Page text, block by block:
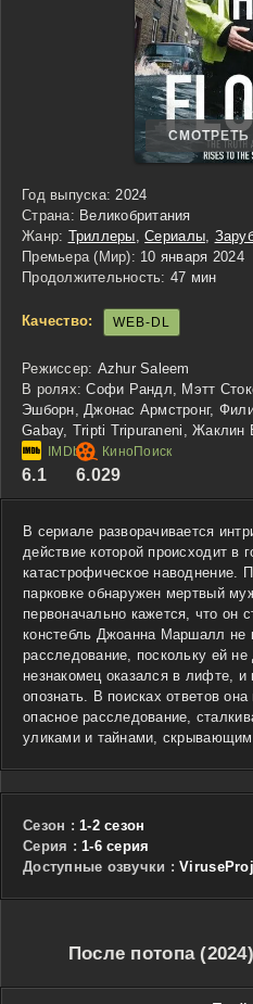
Год выпуска: 2024
Страна: Великобритания
Жанр: Триллеры ,Сериалы
Премьера (Мир): 10 января 2024
Продолжительность: 47 мин
Качество: WEB-DL
Режиссер: Azhur Saleem
В ролях: Софи Рандл, Мэтт
Эшборн, Джонас Армстронг,
Gabay, Tripti Tripuraneni, Жаклин
6.1 6.029
В сериале разворачивается
действие которой происходит в
катастрофическое наводнение.
парковке обнаружен мертвый
первоначально кажется, что он
констебль Джоанна Маршалл не
расследование, поскольку ей
незнакомец оказался в лифте, и
опознать. В поисках ответов
опасное расследование,
уликами и тайнами,
Сезон : 1-2 сезон
Cерия : 1-6 серия
Доступные озвучки :
После потопа